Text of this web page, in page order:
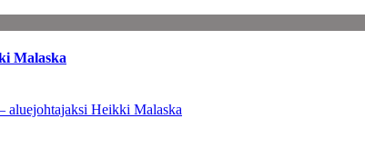
Malaska
aluejohtajaksi Heikki Malaska